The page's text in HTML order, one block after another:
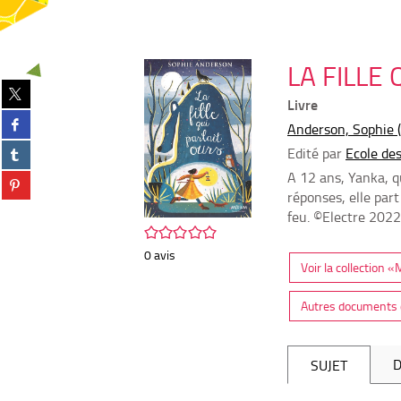
Partager
sur
twitter
(Nouvelle
fenêtre)
Partager
sur
facebook
(Nouvelle
fenêtre)
Partager
sur
tumblr
(Nouvelle
Partager
sur
/5
0avis
LA FILLE
Livre
Anderson, Sophie
Edité par Ecole
A 12 ans, Yanka,
réponses, elle
feu. ©Electre 2022
Voir la collection
Autres documents
SUJET